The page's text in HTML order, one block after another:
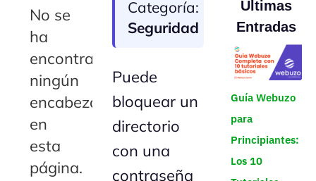
No se
ha
encontrado
ningún
encabezado
en
esta
página.
Categoría:
Seguridad
Puede
bloquear un
directorio
con una
contraseña
Ultimas
Entradas
Guía Webuzo
para
Principiantes:
Los 10